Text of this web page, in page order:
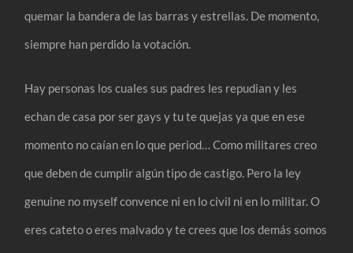
quemar la bandera de las barras y estrellas. De momento,
siempre han perdido la votación.
Hay personas los cuales sus padres les repudian y les
echan de casa por ser gays y tu te quejas ya que en ese
momento no caían en lo que period… Como militares creo
que deben de cumplir algún tipo de castigo. Pero la ley
genuine no myself convence ni en lo civil ni en lo militar. O
eres cateto o eres malvado y te crees que los demás somos